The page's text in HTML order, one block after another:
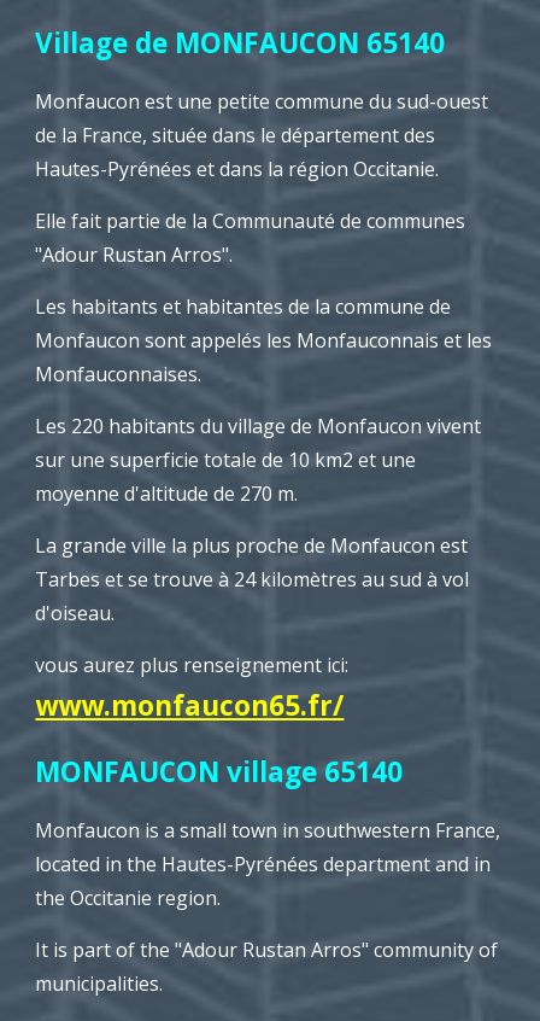
Village de MONFAUCON 65140
Monfaucon est une petite commune du sud-ouest
de la France, située dans le département des
Hautes-Pyrénées et dans la région Occitanie.
Elle fait partie de la Communauté de communes
"Adour Rustan Arros".
Les habitants et habitantes de la commune de
Monfaucon sont appelés les Monfauconnais et les
Monfauconnaises.
Les 220 habitants du village de Monfaucon vivent
sur une superficie totale de 10 km2 et une
moyenne d'altitude de 270 m.
La grande ville la plus proche de Monfaucon est
Tarbes et se trouve à 24 kilomètres au sud à vol
d'oiseau.
vous aurez plus renseignement ici:
www.monfaucon65.fr/
MONFAUCON village 65140
Monfaucon is a small town in southwestern France,
located in the Hautes-Pyrénées department and in
the Occitanie region.
It is part of the "Adour Rustan Arros" community of
municipalities.